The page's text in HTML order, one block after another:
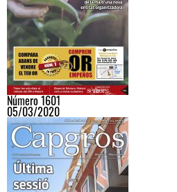
Número 1601
05/03/2020